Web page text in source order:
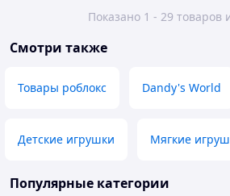
Показано 1 - 29 товаров
Смотри также
Товары роблокс Dandy's World
Детские игрушки Мягкие
Популярные категории